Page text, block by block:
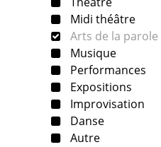
Midi théâtre
Arts de la parole
Musique
Performances
Expositions
Improvisation
Danse
Autre